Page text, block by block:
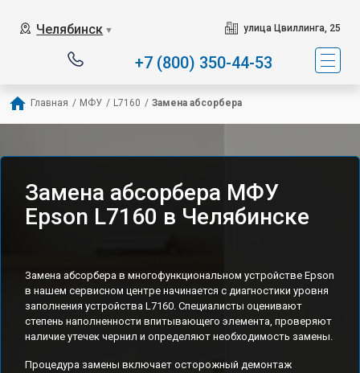
Челябинск ▼ улица Цвиллинга, 25
+7 (800) 350-44-53
Главная / МФУ / L7160 / Замена абсорбера
Замена абсорбера МФУ
Epson L7160 в Челябинске
Замена абсорбера в многофункциональном устройстве Epson
в нашем сервисном центре начинается с диагностики уровня
заполнения устройства L7160. Специалисты оценивают
степень наполненности впитывающего элемента, проверяют
наличие утечек чернил и определяют необходимость замены.
Процедура замены включает осторожный демонтаж